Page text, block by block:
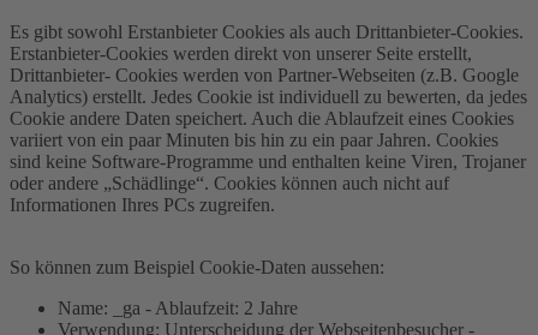
Es gibt sowohl Erstanbieter Cookies als auch Drittanbieter-Cookies.
Erstanbieter-Cookies werden direkt von unserer Seite erstellt,
Drittanbieter- Cookies werden von Partner-Webseiten (z.B. Google
Analytics) erstellt. Jedes Cookie ist individuell zu bewerten, da jedes
Cookie andere Daten speichert. Auch die Ablaufzeit eines Cookies
variiert von ein paar Minuten bis hin zu ein paar Jahren. Cookies
sind keine Software-Programme und enthalten keine Viren, Trojaner
oder andere „Schädlinge“. Cookies können auch nicht auf
Informationen Ihres PCs zugreifen.
So können zum Beispiel Cookie-Daten aussehen:
Name: _ga - Ablaufzeit: 2 Jahre
Verwendung: Unterscheidung der Webseitenbesucher -